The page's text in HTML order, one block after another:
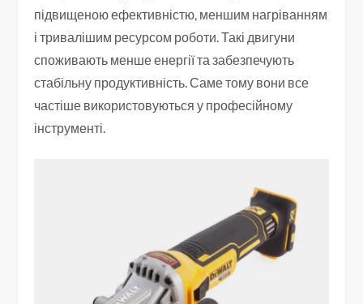
підвищеною ефективністю, меншим нагріванням
і тривалішим ресурсом роботи. Такі двигуни
споживають менше енергії та забезпечують
стабільну продуктивність. Саме тому вони все
частіше використовуються у професійному
інструменті.